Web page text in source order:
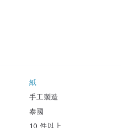
紙
手工製造
泰國
10 件以上